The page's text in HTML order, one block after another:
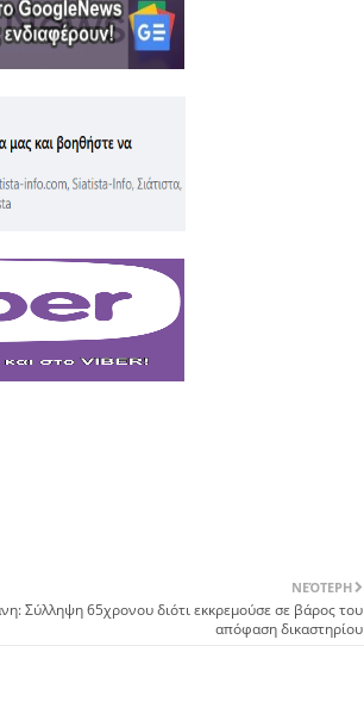
ΝΕΌΤΕΡΗ
Σύλληψη 65χρονου διότι εκκρεμούσε σε βάρος του
απόφαση δικαστηρίου